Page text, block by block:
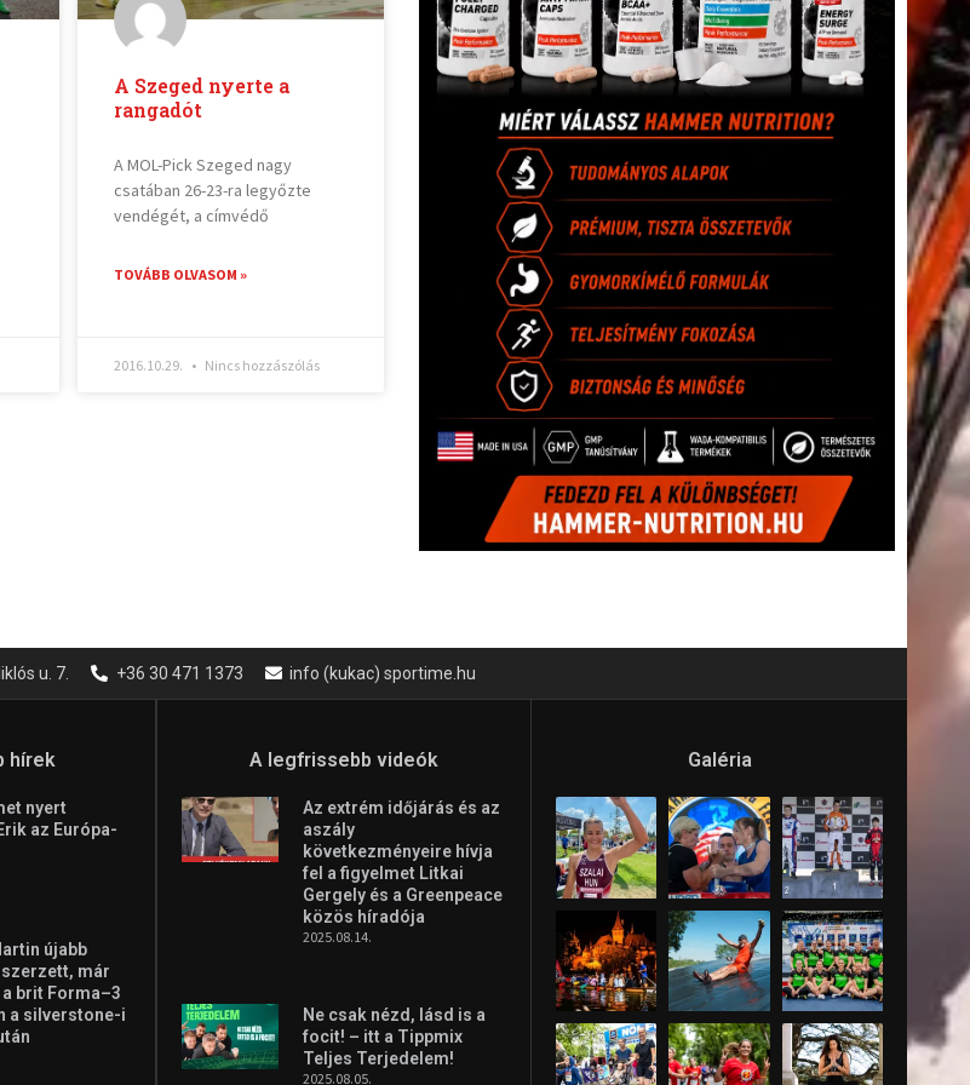
A Szeged nyerte a
rangadót
A MOL-Pick Szeged nagy
csatában 26-23-ra legyőzte
vendégét, a címvédő
TOVÁBB OLVASOM »
2016.10.29. Nincs hozzászólás
u. 7. +36 30 471 1373 info (kukac) sportime.hu
hírek
nyert
az Európa-
újabb
már
brit Forma–3
a silverstone-i
A legfrissebb videók
Az extrém időjárás és az
aszály
következményeire hívja
fel a figyelmet Litkai
Gergely és a Greenpeace
közös híradója
2025.08.14.
Ne csak nézd, lásd is a
focit! – itt a Tippmix
Teljes Terjedelem!
2025.08.05.
Galéria